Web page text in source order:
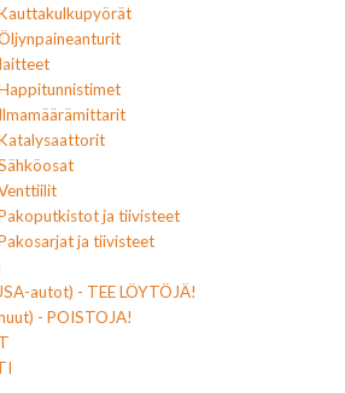
Ilmamäärämittarit
ja tiivisteet
ja tiivisteet
autot) - TEE LÖYTÖJÄ!
- POISTOJA!